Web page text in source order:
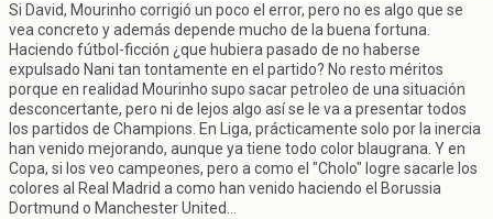
Si David, Mourinho corrigió un poco el error, pero no es algo que se
vea concreto y además depende mucho de la buena fortuna.
Haciendo fútbol-ficción ¿que hubiera pasado de no haberse
expulsado Nani tan tontamente en el partido? No resto méritos
porque en realidad Mourinho supo sacar petroleo de una situación
desconcertante, pero ni de lejos algo así se le va a presentar todos
los partidos de Champions. En Liga, prácticamente solo por la inercia
han venido mejorando, aunque ya tiene todo color blaugrana. Y en
Copa, si los veo campeones, pero a como el "Cholo" logre sacarle los
colores al Real Madrid a como han venido haciendo el Borussia
Dortmund o Manchester United...